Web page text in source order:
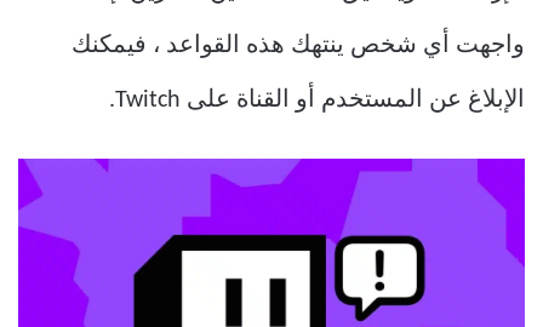
واجهت أي شخص ينتهك هذه القواعد ، فيمكنك
الإبلاغ عن المستخدم أو القناة على Twitch.